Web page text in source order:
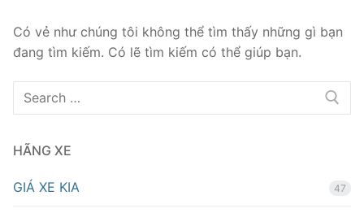
Có vẻ như chúng tôi không thể tìm thấy những gì bạn
đang tìm kiếm. Có lẽ tìm kiếm có thể giúp bạn.
Tìm
kiếm
HÃNG XE
GIÁ XE KIA 47